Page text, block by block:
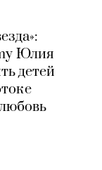
Юлия
детей